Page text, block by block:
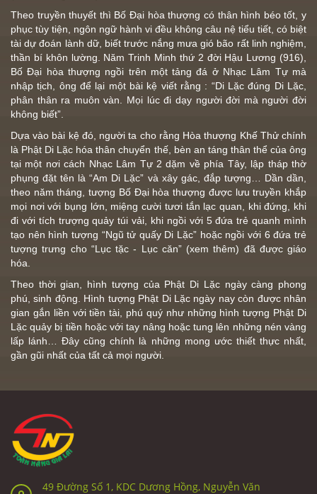
Theo truyền thuyết thì Bố Đại hòa thượng có thân hình béo tốt, y
phục tùy tiện, ngôn ngữ hành vi đều không câu nệ tiểu tiết, có biệt
tài dự đoán lành dữ, biết trước nắng mưa gió bão rất linh nghiệm,
thần bí khôn lường. Năm Trinh Minh thứ 2 đời Hậu Lương (916),
Bố Đại hòa thượng ngồi trên một tảng đá ở Nhạc Lâm Tự mà
nhập tịch, ông để lại một bài kệ viết rằng : “Di Lặc đúng Di Lặc,
phân thân ra muôn vàn. Mọi lúc đi dạy người đời mà người đời
không biết”.
Dựa vào bài kệ đó, người ta cho rằng Hòa thượng Khế Thử chính
là Phật Di Lặc hóa thân chuyển thế, bèn an táng thân thể của ông
tại một nơi cách Nhạc Lâm Tự 2 dặm về phía Tây, lập tháp thờ
phụng đặt tên là “Am Di Lặc” và xây gác, đắp tượng… Dần dần,
theo năm tháng, tượng Bố Đại hòa thượng được lưu truyền khắp
mọi nơi với bụng lớn, miệng cười tươi tắn lạc quan, khi đứng, khi
đi với tích trượng quảy túi vải, khi ngồi với 5 đứa trẻ quanh mình
tạo nên hình tượng “Ngũ tử quấy Di Lặc” hoặc ngồi với 6 đứa trẻ
tượng trưng cho “Lục tặc - Lục căn” (xem thêm) đã được giáo
hóa.
Theo thời gian, hình tượng của Phật Di Lặc ngày càng phong
phú, sinh động. Hình tượng Phật Di Lặcngày nay còn được nhân
gian gắn liền với tiền tài, phú quý như những hình tượng Phật Di
Lặc quảy bị tiền hoặc với tay nâng hoặc tung lên những nén vàng
lấp lánh… Đây cũng chính là những mong ước thiết thực nhất,
gần gũi nhất của tất cả mọi người.
49 Đường Số 1, KDC Dương Hồng, Nguyễn Văn